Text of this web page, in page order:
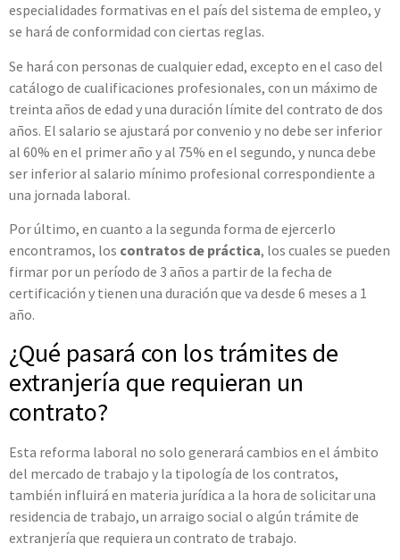
especialidades formativas en el país del sistema de empleo, y
se hará de conformidad con ciertas reglas.
Se hará con personas de cualquier edad, excepto en el caso del
catálogo de cualificaciones profesionales, con un máximo de
treinta años de edad y una duración límite del contrato de dos
años. El salario se ajustará por convenio y no debe ser inferior
al 60% en el primer año y al 75% en el segundo, y nunca debe
ser inferior al salario mínimo profesional correspondiente a
una jornada laboral.
Por último, en cuanto a la segunda forma de ejercerlo
encontramos, los contratos de práctica, los cuales se pueden
firmar por un período de 3 años a partir de la fecha de
certificación y tienen una duración que va desde 6 meses a 1
año.
¿Qué pasará con los trámites de
extranjería que requieran un
contrato?
Esta reforma laboral no solo generará cambios en el ámbito
del mercado de trabajo y la tipología de los contratos,
también influirá en materia jurídica a la hora de solicitar una
residencia de trabajo, un arraigo social o algún trámite de
extranjería que requiera un contrato de trabajo.